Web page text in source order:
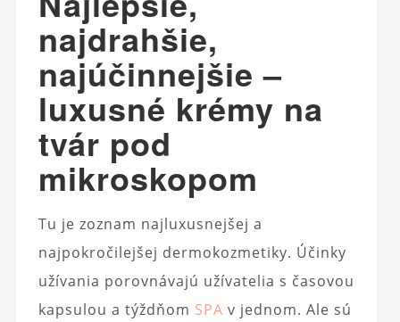
najdrahšie,
najúčinnejšie –
luxusné krémy na
tvár pod
mikroskopom
Tu je zoznam najluxusnejšej a
najpokročilejšej dermokozmetiky. Účinky
užívania porovnávajú užívatelia s časovou
kapsulou a týždňom SPA v jednom. Ale sú